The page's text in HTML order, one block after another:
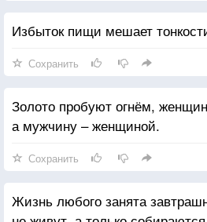
Избыток пищи мешает
Сохранить
Золото пробуют огнём,
а мужчину – женщиной.
Сохранить
Жизнь любого занята